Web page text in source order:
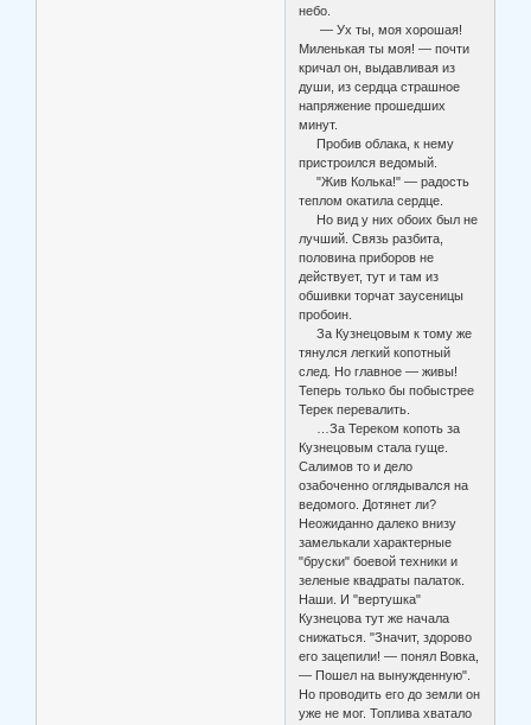
небо.
— Ух ты, моя хорошая!
Миленькая ты моя! — почти
кричал он, выдавливая из
души, из сердца страшное
напряжение прошедших
минут.
Пробив облака, к нему
пристроился ведомый.
"Жив Колька!" — радость
теплом окатила сердце.
Но вид у них обоих был не
лучший. Связь разбита,
половина приборов не
действует, тут и там из
обшивки торчат заусеницы
пробоин.
За Кузнецовым к тому же
тянулся легкий копотный
след. Но главное — живы!
Теперь только бы побыстрее
Терек перевалить.
…За Тереком копоть за
Кузнецовым стала гуще.
Салимов то и дело
озабоченно оглядывался на
ведомого. Дотянет ли?
Неожиданно далеко внизу
замелькали характерные
"бруски" боевой техники и
зеленые квадраты палаток.
Наши. И "вертушка"
Кузнецова тут же начала
снижаться. "Значит, здорово
его зацепили! — понял Вовка,
— Пошел на вынужденную".
Но проводить его до земли он
уже не мог. Топлива хватало